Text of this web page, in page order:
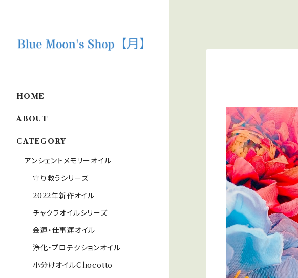
HOME
ABOUT
CATEGORY
アンシェントメモリーオイル
守り救うシリーズ
2022年新作オイル
チャクラオイルシリーズ
金運・仕事運オイル
浄化・プロテクションオイル
小分けオイルChocotto